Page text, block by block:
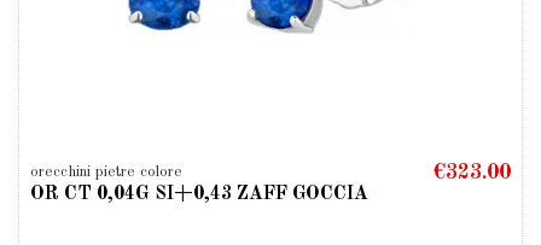
orecchini pietre colore
OR CT 0,04G SI+0,43 ZAFF GOCCIA
€323.00